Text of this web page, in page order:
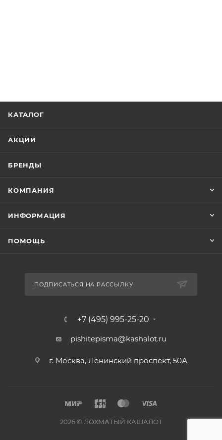
КАТАЛОГ
АКЦИИ
БРЕНДЫ
КОМПАНИЯ
ИНФОРМАЦИЯ
ПОМОЩЬ
ПОДПИСАТЬСЯ НА РАССЫЛКУ
+7 (495) 995-25-20​
pishitepisma@kashalot.ru
г. Москва, Ленинский проспект, 50А​
2026 © ЛОХМАТЫЙ КАШАЛОТ